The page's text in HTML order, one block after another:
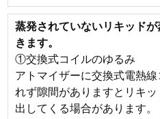
蒸発されていないリキッド
きます。
①交換式コイルのゆるみ
アトマイザーに交換式電熱
れず隙間がありますとリキ
出してくる場合があります。